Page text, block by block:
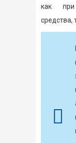
как при
средства,